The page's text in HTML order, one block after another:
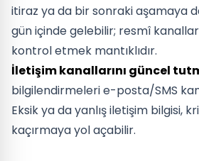
itiraz ya da bir sonraki aşamaya
gün içinde gelebilir; resmî
kontrol etmek mantıklıdır.
İletişim kanallarını güncel
bilgilendirmeleri e-posta/SMS
Eksik ya da yanlış iletişim bilgisi,
kaçırmaya yol açabilir.